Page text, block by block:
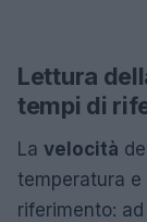
Lettura
tempi di
La velocità
temperatura e
riferimento: